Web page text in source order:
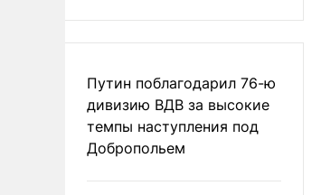
Путин поблагодарил 76-ю
дивизию ВДВ за высокие
темпы наступления под
Добропольем